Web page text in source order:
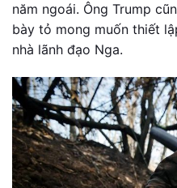
năm ngoái. Ông Trump
bày tỏ mong muốn thiết
nhà lãnh đạo Nga.